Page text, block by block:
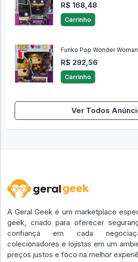
R$ 168,48
Carrinho
Funko Pop Wonder
R$ 292,56
Carrinho
Ver Todos
A Geral Geek é um marketplace
geek, criado para oferecer
confiança em cada
colecionadores e lojistas em um
preços justos e foco na melhor